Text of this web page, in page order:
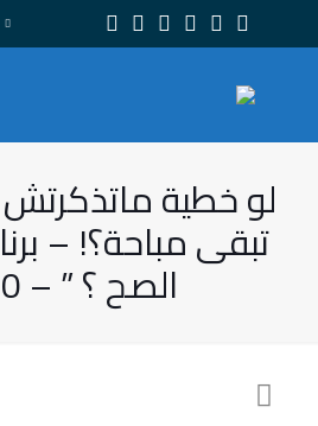
لو خطية ماتذكرتش
تبقى مباحة؟! –
الصح ؟ ” – 80/20